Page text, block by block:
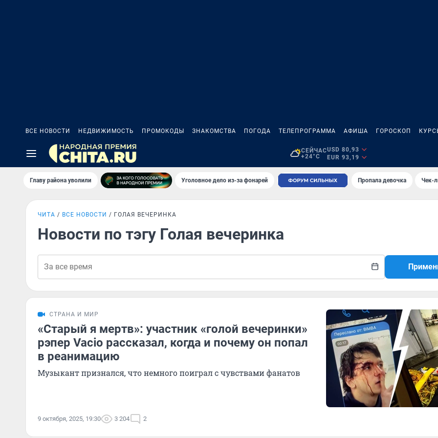
ВСЕ НОВОСТИ НЕДВИЖИМОСТЬ ПРОМОКОДЫ ЗНАКОМСТВА ПОГОДА ТЕЛЕПРОГРАММА АФИША ГОРОСКОП
СЕЙЧАС
+24°C
USD 80,93
EUR 93,19
Главу района уволили Уголовное дело из-за фонарей Пропала девочка Чек-
ЧИТА ВСЕ НОВОСТИ ГОЛАЯ ВЕЧЕРИНКА
Новости по тэгу Голая вечеринка
СТРАНА И МИР
«Старый я мертв»: участник «голой вечеринки»
рэпер Vacio рассказал, когда и почему он попал
в реанимацию
Музыкант признался, что немного поиграл с чувствами фанатов
9 октября, 2025, 19:30 3 204 2